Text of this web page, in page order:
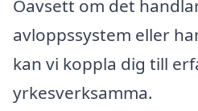
Oavsett om det
avloppssystem eller
kan vi koppla dig till
yrkesverksamma.